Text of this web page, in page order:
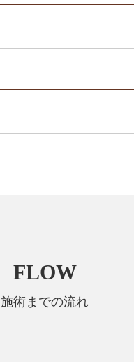
施術までの流れ
FLOW